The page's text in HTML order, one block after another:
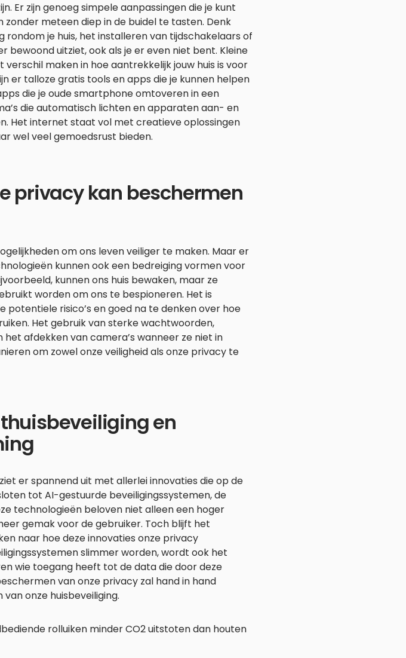
Er zijn genoeg simpele aanpassingen die je kunt
zonder meteen diep in de buidel te tasten. Denk
je huis, het installeren van tijdschakelaars of
bewoond uitziet, ook als je er even niet bent. Kleine
maken in hoe aantrekkelijk jouw huis is voor
er talloze gratis tools en apps die je kunnen helpen
die je oude smartphone omtoveren in een
die automatisch lichten en apparaten aan- en
Het internet staat vol met creatieve oplossingen
wel veel gemoedsrust bieden.
privacy kan beschermen
om ons leven veiliger te maken. Maar er
kunnen ook een bedreiging vormen voor
kunnen ons huis bewaken, maar ze
worden om ons te bespioneren. Het is
potentiele risico’s en goed na te denken over hoe
Het gebruik van sterke wachtwoorden,
afdekken van camera’s wanneer ze niet in
om zowel onze veiligheid als onze privacy te
en
er spannend uit met allerlei innovaties die op de
tot AI-gestuurde beveiligingssystemen, de
technologieën beloven niet alleen een hoger
gemak voor de gebruiker. Toch blijft het
naar hoe deze innovaties onze privacy
slimmer worden, wordt ook het
wie toegang heeft tot de data die door deze
van onze privacy zal hand in hand
onze huisbeveiliging.
rolluiken minder CO2 uitstoten dan houten